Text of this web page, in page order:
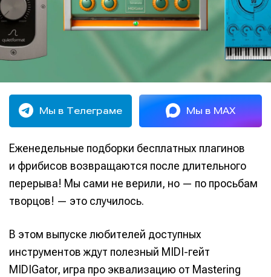
Мы в Телеграме Мы в MAX
Еженедельные подборки бесплатных плагинов
и фрибисов возвращаются после длительного
перерыва! Мы сами не верили, но — по просьбам
творцов! — это случилось.
В этом выпуске любителей доступных
инструментов ждут полезный MIDI-гейт
MIDIGator, игра про эквализацию от Mastering